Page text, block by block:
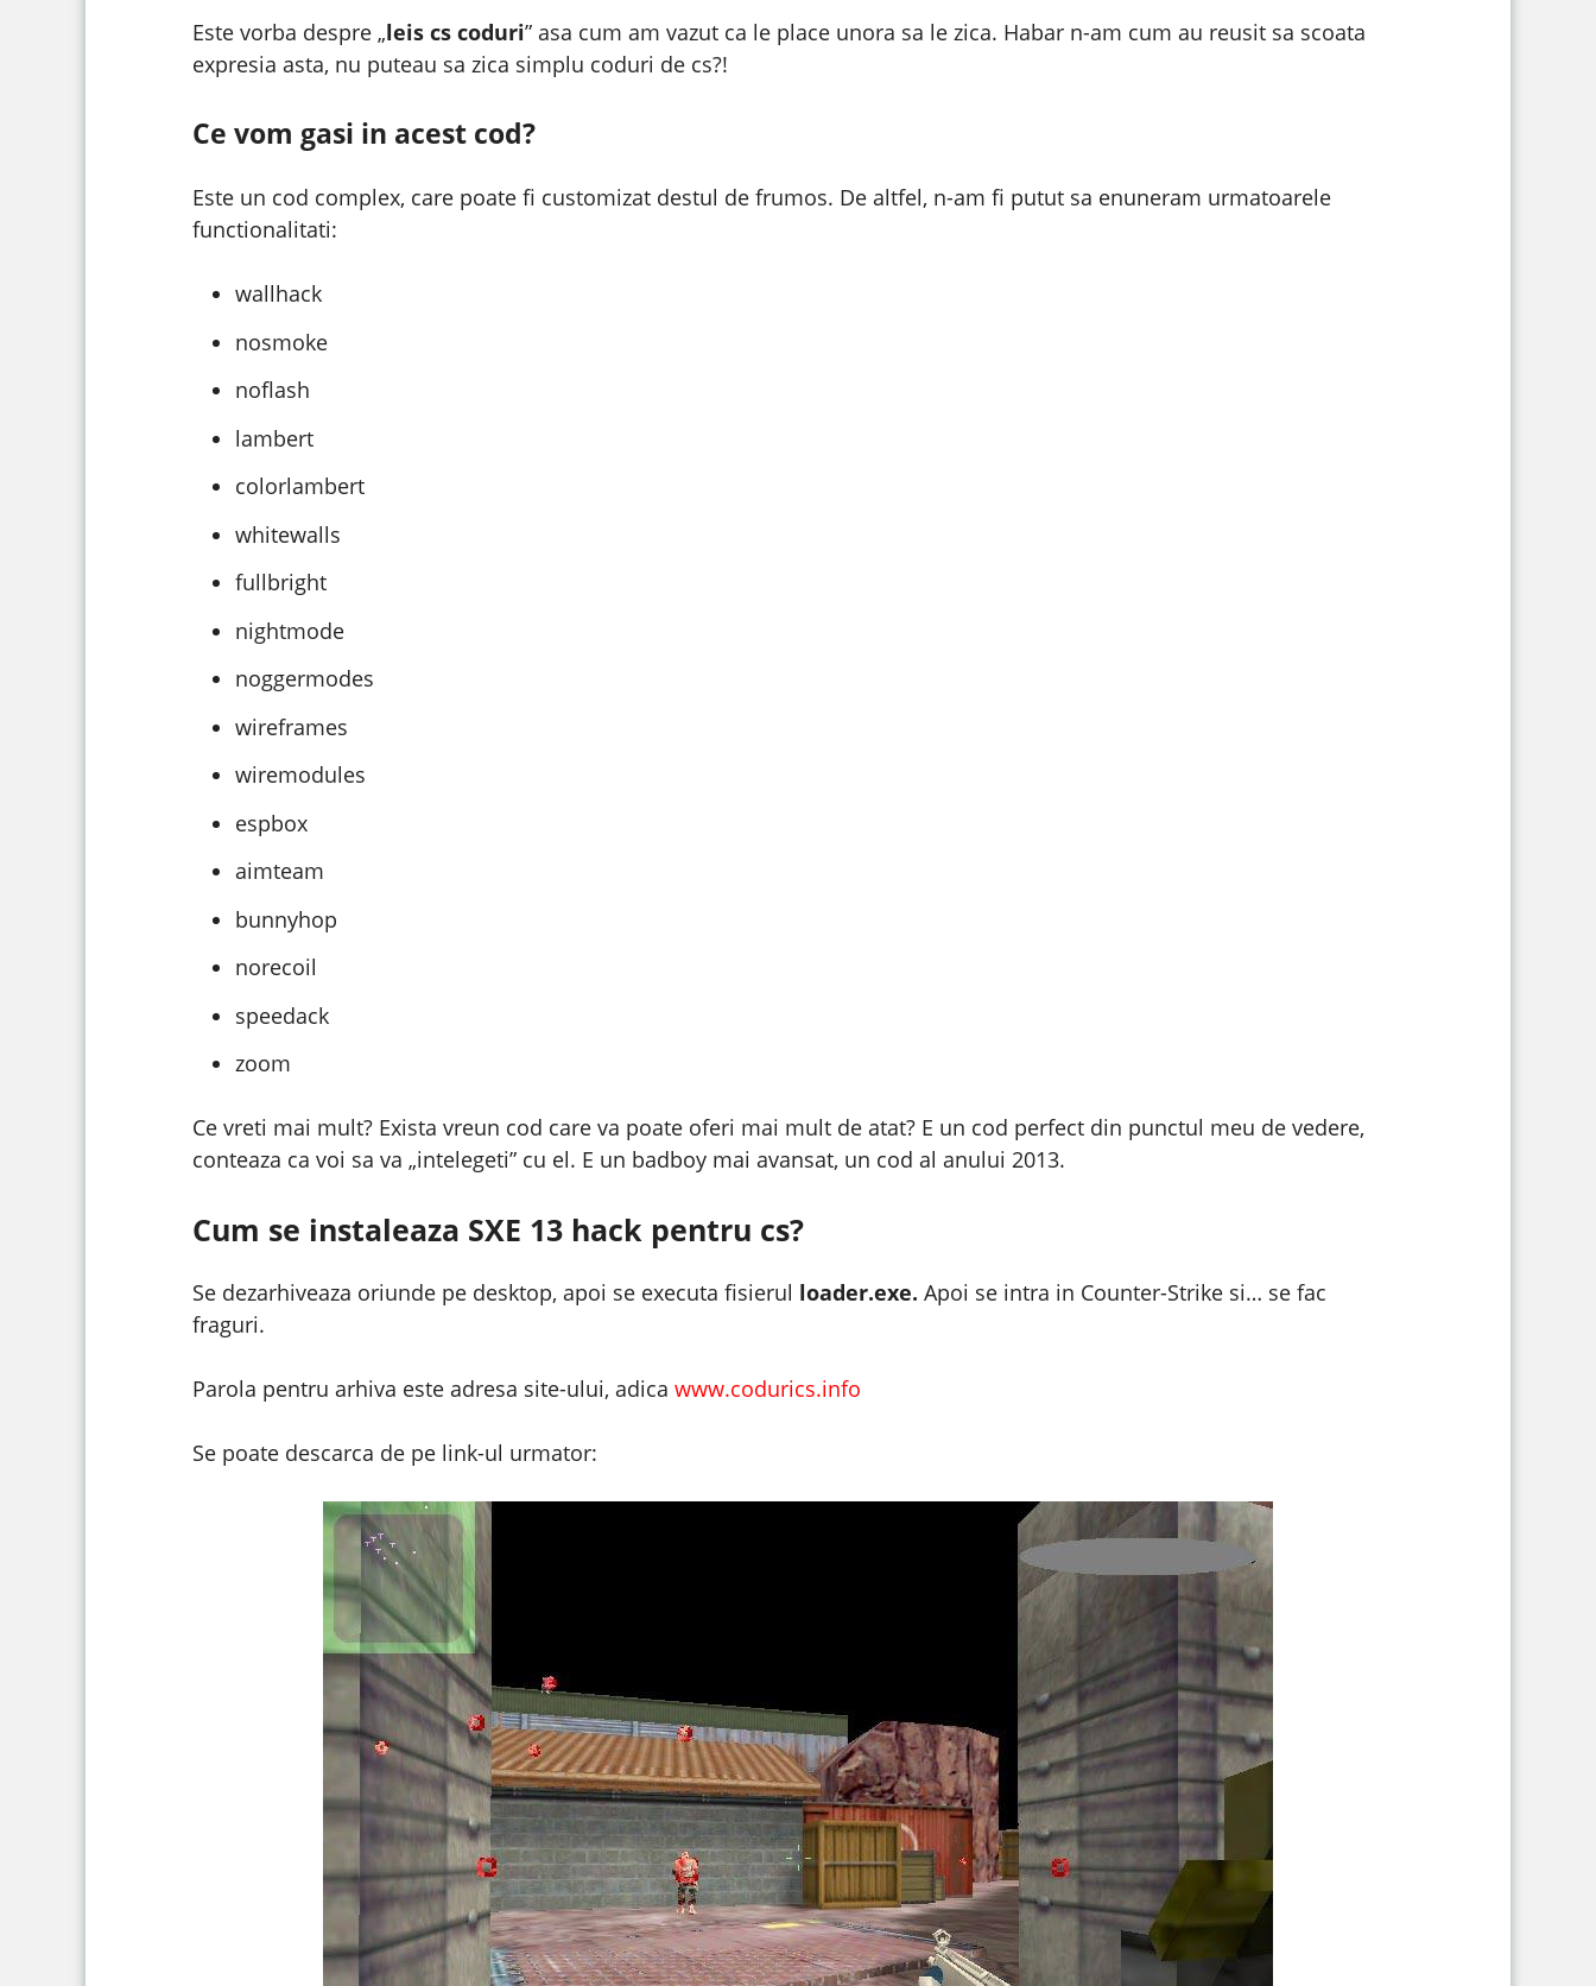
Este vorba despre „leis cs coduri” asa cum am vazut ca le place unora sa le zica. Habar n-am cum au reusit sa scoata
expresia asta, nu puteau sa zica simplu coduri de cs?!
Ce vom gasi in acest cod?
Este un cod complex, care poate fi customizat destul de frumos. De altfel, n-am fi putut sa enuneram urmatoarele
functionalitati:
wallhack
nosmoke
noflash
lambert
colorlambert
whitewalls
fullbright
nightmode
noggermodes
wireframes
wiremodules
espbox
aimteam
bunnyhop
norecoil
speedack
zoom
Ce vreti mai mult? Exista vreun cod care va poate oferi mai mult de atat? E un cod perfect din punctul meu de vedere,
conteaza ca voi sa va „intelegeti” cu el. E un badboy mai avansat, un cod al anului 2013.
Cum se instaleaza SXE 13 hack pentru cs?
Se dezarhiveaza oriunde pe desktop, apoi se executa fisierul loader.exe. Apoi se intra in Counter-Strike si… se fac
fraguri.
Parola pentru arhiva este adresa site-ului, adica www.codurics.info
Se poate descarca de pe link-ul urmator: